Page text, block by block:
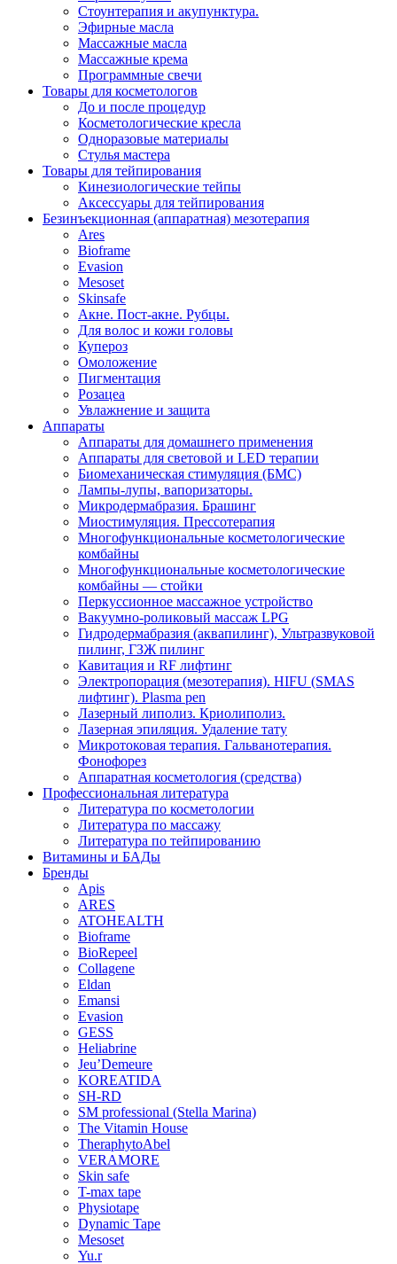
Стоунтерапия и акупунктура.
Эфирные масла
Массажные масла
Массажные крема
Программные свечи
Товары для косметологов
До и после процедур
Косметологические кресла
Одноразовые материалы
Стулья мастера
Товары для тейпирования
Кинезиологические тейпы
Аксессуары для тейпирования
Безинъекционная (аппаратная) мезотерапия
Ares
Bioframe
Evasion
Mesoset
Skinsafe
Акне. Пост-акне. Рубцы.
Для волос и кожи головы
Купероз
Омоложение
Пигментация
Розацеа
Увлажнение и защита
Аппараты
Аппараты для домашнего применения
Аппараты для световой и LED терапии
Биомеханическая стимуляция (БМС)
Лампы-лупы, вапоризаторы.
Микродермабразия. Брашинг
Миостимуляция. Прессотерапия
Многофункциональные косметологические
комбайны
Многофункциональные косметологические
комбайны — стойки
Перкуссионное массажное устройство
Вакуумно-роликовый массаж LPG
Гидродермабразия (аквапилинг), Ультразвуковой
пилинг, ГЗЖ пилинг
Кавитация и RF лифтинг
Электропорация (мезотерапия). HIFU (SMAS
лифтинг). Plasma pen
Лазерный липолиз. Криолиполиз.
Лазерная эпиляция. Удаление тату
Микротоковая терапия. Гальванотерапия.
Фонофорез
Аппаратная косметология (средства)
Профессиональная литература
Литература по косметологии
Литература по массажу
Литература по тейпированию
Витамины и БАДы
Бренды
Apis
ARES
ATOHEALTH
Bioframe
BioRepeel
Collagene
Eldan
Emansi
Evasion
GESS
Heliabrine
Jeu’Demeure
KOREATIDA
SH-RD
SM professional (Stella Marina)
The Vitamin House
TheraphytoAbel
VERAMORE
Skin safe
T-max tape
Physiotape
Dynamic Tape
Mesoset
Yu.r